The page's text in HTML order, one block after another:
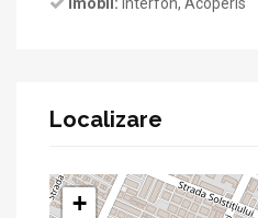
Localizare
+